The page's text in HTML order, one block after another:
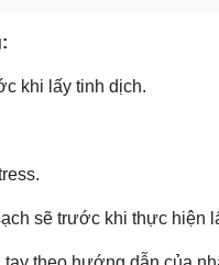
khi lấy tinh dịch.
sẽ trước khi thực hiện